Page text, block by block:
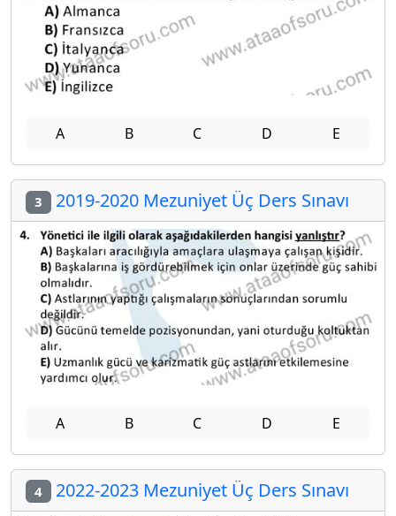
A B C D E
3 2019-2020 Mezuniyet Üç Ders Sınavı
A B C D E
4 2022-2023 Mezuniyet Üç Ders Sınavı